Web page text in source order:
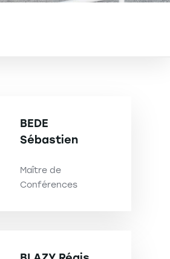
BEDE
Sébastien
Maître de
Conférences